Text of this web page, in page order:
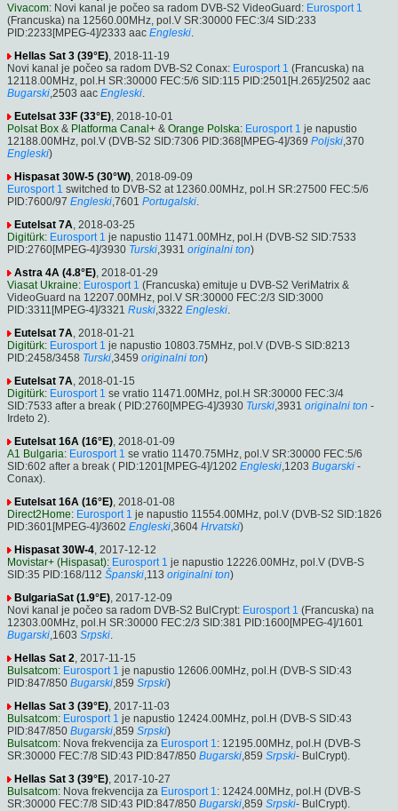
Vivacom: Novi kanal je počeo sa radom DVB-S2 VideoGuard: Eurosport 1
(Francuska) na 12560.00MHz, pol.V SR:30000 FEC:3/4 SID:233
PID:2233[MPEG-4]/2333 aac Engleski.
Hellas Sat 3 (39°E), 2018-11-19
Novi kanal je počeo sa radom DVB-S2 Conax: Eurosport 1 (Francuska) na
12118.00MHz, pol.H SR:30000 FEC:5/6 SID:115 PID:2501[H.265]/2502 aac
Bugarski,2503 aac Engleski.
Eutelsat 33F (33°E), 2018-10-01
Polsat Box & Platforma Canal+ & Orange Polska: Eurosport 1 je napustio
12188.00MHz, pol.V (DVB-S2 SID:7306 PID:368[MPEG-4]/369 Poljski,370
Engleski)
Hispasat 30W-5 (30°W), 2018-09-09
Eurosport 1 switched to DVB-S2 at 12360.00MHz, pol.H SR:27500 FEC:5/6
PID:7600/97 Engleski,7601 Portugalski.
Eutelsat 7A, 2018-03-25
Digitürk: Eurosport 1 je napustio 11471.00MHz, pol.H (DVB-S2 SID:7533
PID:2760[MPEG-4]/3930 Turski,3931 originalni ton)
Astra 4A (4.8°E), 2018-01-29
Viasat Ukraine: Eurosport 1 (Francuska) emituje u DVB-S2 VeriMatrix &
VideoGuard na 12207.00MHz, pol.V SR:30000 FEC:2/3 SID:3000
PID:3311[MPEG-4]/3321 Ruski,3322 Engleski.
Eutelsat 7A, 2018-01-21
Digitürk: Eurosport 1 je napustio 10803.75MHz, pol.V (DVB-S SID:8213
PID:2458/3458 Turski,3459 originalni ton)
Eutelsat 7A, 2018-01-15
Digitürk: Eurosport 1 se vratio 11471.00MHz, pol.H SR:30000 FEC:3/4
SID:7533 after a break ( PID:2760[MPEG-4]/3930 Turski,3931 originalni ton -
Irdeto 2).
Eutelsat 16A (16°E), 2018-01-09
A1 Bulgaria: Eurosport 1 se vratio 11470.75MHz, pol.V SR:30000 FEC:5/6
SID:602 after a break ( PID:1201[MPEG-4]/1202 Engleski,1203 Bugarski -
Conax).
Eutelsat 16A (16°E), 2018-01-08
Direct2Home: Eurosport 1 je napustio 11554.00MHz, pol.V (DVB-S2 SID:1826
PID:3601[MPEG-4]/3602 Engleski,3604 Hrvatski)
Hispasat 30W-4, 2017-12-12
Movistar+ (Hispasat): Eurosport 1 je napustio 12226.00MHz, pol.V (DVB-S
SID:35 PID:168/112 Španski,113 originalni ton)
BulgariaSat (1.9°E), 2017-12-09
Novi kanal je počeo sa radom DVB-S2 BulCrypt: Eurosport 1 (Francuska) na
12303.00MHz, pol.H SR:30000 FEC:2/3 SID:381 PID:1600[MPEG-4]/1601
Bugarski,1603 Srpski.
Hellas Sat 2, 2017-11-15
Bulsatcom: Eurosport 1 je napustio 12606.00MHz, pol.H (DVB-S SID:43
PID:847/850 Bugarski,859 Srpski)
Hellas Sat 3 (39°E), 2017-11-03
Bulsatcom: Eurosport 1 je napustio 12424.00MHz, pol.H (DVB-S SID:43
PID:847/850 Bugarski,859 Srpski)
Bulsatcom: Nova frekvencija za Eurosport 1: 12195.00MHz, pol.H (DVB-S
SR:30000 FEC:7/8 SID:43 PID:847/850 Bugarski,859 Srpski- BulCrypt).
Hellas Sat 3 (39°E), 2017-10-27
Bulsatcom: Nova frekvencija za Eurosport 1: 12424.00MHz, pol.H (DVB-S
SR:30000 FEC:7/8 SID:43 PID:847/850 Bugarski,859 Srpski- BulCrypt).